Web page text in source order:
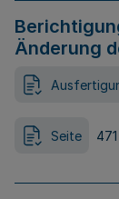
Änderung
Seite 471